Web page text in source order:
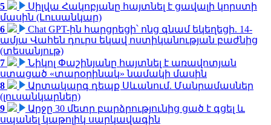
5
Սիլվա Հակոբյանը հայտնել է ցավալի կորստի
մասին (Լուսանկար)
6
Chat GPT-ին հարցրեցի՝ ոնց գնամ եկեղեցի. 14-
ամյա Վահեն դուրս եկավ ոստիկանության բաժնից
(տեսանյութ)
7
Նիկոլ Փաշինյանը հայտնել է առավոտյան
ստացած «տարօրինակ» նամակի մասին
8
Արտակարգ դեպք Սևանում. Մանրամասներ
(լուսանկարներ)
9
Արջը 30 մետր բարձրությունից ցած է գցել և
սպանել կաթոլիկ սարկավագին